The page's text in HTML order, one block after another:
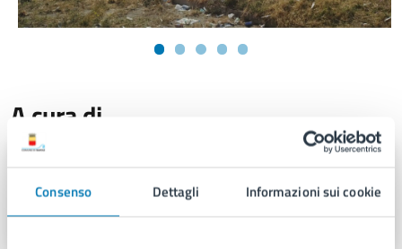
Consenso Dettagli Informazioni sui cookie
A cura di
Piazza Municipio 22, 80133